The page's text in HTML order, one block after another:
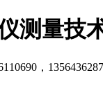
测量
，